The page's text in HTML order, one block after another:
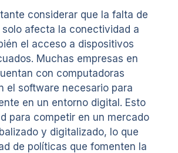
considerar que la falta de
afecta la conectividad a
el acceso a dispositivos
Muchas empresas en
con computadoras
el software necesario para
en un entorno digital. Esto
para competir en un mercado
y digitalizado, lo que
de políticas que fomenten la